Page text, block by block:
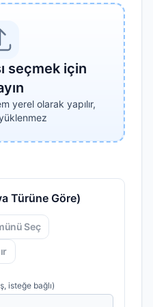
seçmek için
yerel olarak yapılır,
Türüne Göre)
Seç
isteğe bağlı)